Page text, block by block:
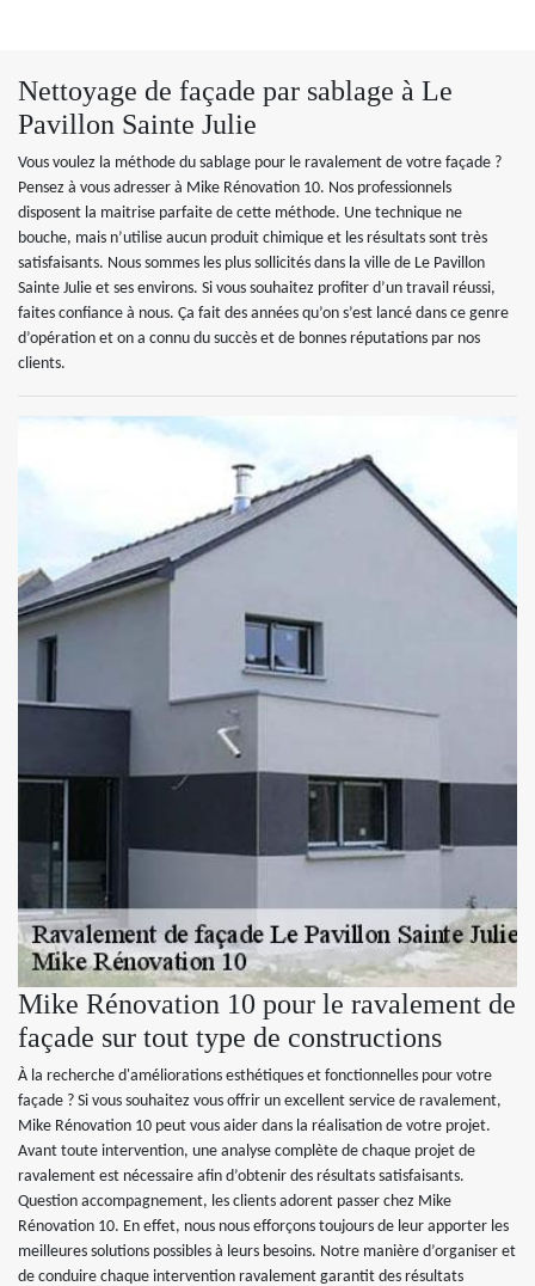
Nettoyage de façade par sablage à Le
Pavillon Sainte Julie
Vous voulez la méthode du sablage pour le ravalement de votre façade ?
Pensez à vous adresser à Mike Rénovation 10. Nos professionnels
disposent la maitrise parfaite de cette méthode. Une technique ne
bouche, mais n’utilise aucun produit chimique et les résultats sont très
satisfaisants. Nous sommes les plus sollicités dans la ville de Le Pavillon
Sainte Julie et ses environs. Si vous souhaitez profiter d’un travail réussi,
faites confiance à nous. Ça fait des années qu’on s’est lancé dans ce genre
d’opération et on a connu du succès et de bonnes réputations par nos
clients.
Mike Rénovation 10 pour le ravalement de
façade sur tout type de constructions
À la recherche d'améliorations esthétiques et fonctionnelles pour votre
façade ? Si vous souhaitez vous offrir un excellent service de ravalement,
Mike Rénovation 10 peut vous aider dans la réalisation de votre projet.
Avant toute intervention, une analyse complète de chaque projet de
ravalement est nécessaire afin d’obtenir des résultats satisfaisants.
Question accompagnement, les clients adorent passer chez Mike
Rénovation 10. En effet, nous nous efforçons toujours de leur apporter les
meilleures solutions possibles à leurs besoins. Notre manière d’organiser et
de conduire chaque intervention ravalement garantit des résultats